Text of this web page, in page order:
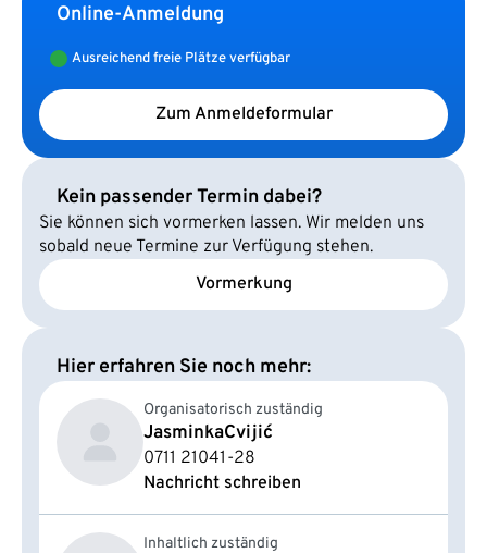
Online-Anmeldung
Ausreichend freie Plätze verfügbar
Zum Anmeldeformular
Kein passender Termin dabei?
Sie können sich vormerken lassen. Wir melden uns
sobald neue Termine zur Verfügung stehen.
Vormerkung
Hier erfahren Sie noch mehr:
Organisatorisch zuständig
JasminkaCvijić
0711 21041-28
Nachricht schreiben
Inhaltlich zuständig